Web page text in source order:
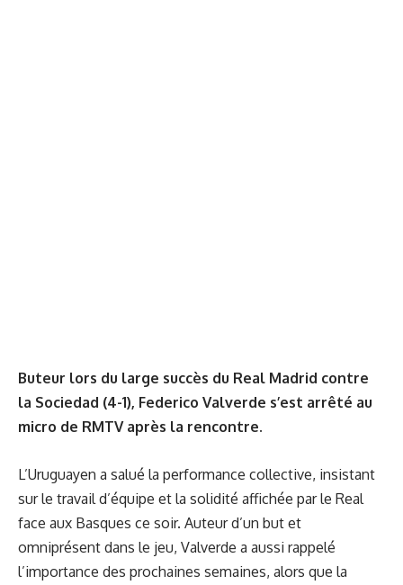
Buteur lors du large succès du Real Madrid contre
la Sociedad (4-1), Federico Valverde s’est arrêté au
micro de RMTV après la rencontre.
L’Uruguayen a salué la performance collective, insistant
sur le travail d’équipe et la solidité affichée par le Real
face aux Basques ce soir. Auteur d’un but et
omniprésent dans le jeu, Valverde a aussi rappelé
l’importance des prochaines semaines, alors que la